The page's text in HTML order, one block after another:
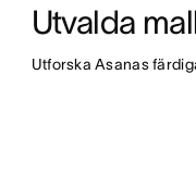
Utvalda
Utforska Asanas